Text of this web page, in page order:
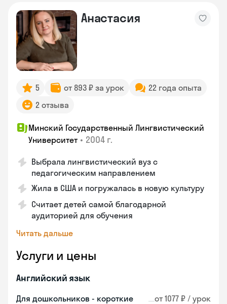
Анастасия
5 от 893 ₽ за урок
22 года опыта
2 отзыва
Минский Государственный Лингвистический
Университет • 2004 г.
Выбрала лингвистический вуз с
педагогическим направлением
Жила в США и погружалась в новую культуру
Считает детей самой благодарной
аудиторией для обучения
Читать дальше
Услуги и цены
Английский язык
Для дошкольников - короткие
от 1077 ₽ / урок